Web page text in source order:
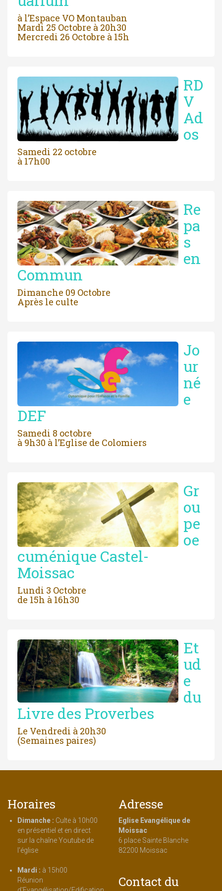
à l’Espace VO Montauban
Mardi 25 Octobre à 20h30
Mercredi 26 Octobre à 15h
RD
V
Ad
os
Samedi 22 octobre
à 17h00
Re
pa
s
en
Commun
Dimanche 09 Octobre
Après le culte
Jo
ur
né
e
DEF
Samedi 8 octobre
à 9h30 à l’Eglise de Colomiers
Gr
ou
pe
oe
cuménique Castel-
Moissac
Lundi 3 Octobre
de 15h à 16h30
Et
ud
e
du
Livre des Proverbes
Le Vendredi à 20h30
(Semaines paires)
Horaires
Dimanche : Culte à 10h00
en présentiel et en direct
sur la chaîne Youtube de
l'église
Mardi : à 15h00
Réunion
Adresse
Eglise Evangélique de
Moissac
6 place Sainte Blanche
82200 Moissac
Contact du